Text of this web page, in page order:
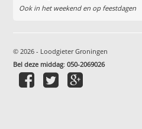
Ook in het weekend en op feestdagen
© 2026 - Loodgieter Groningen
Bel deze middag:050-2069026